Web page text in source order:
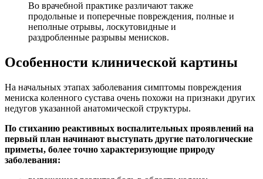
Во врачебной практике различают также
продольные и поперечные повреждения, полные и
неполные отрывы, лоскутовидные и
раздробленные разрывы менисков.
Особенности клинической картины
На начальных этапах заболевания симптомы повреждения
мениска коленного сустава очень похожи на признаки других
недугов указанной анатомической структуры.
По стиханию реактивных воспалительных проявлений на
первый план начинают выступать другие патологические
приметы, более точно характеризующие природу
заболевания: